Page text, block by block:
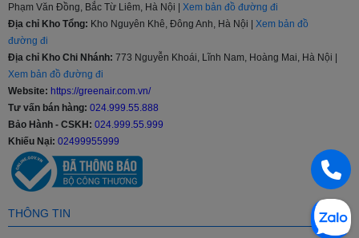
thoải mái lựa chọn sản phẩm phù hợp với nhu cầu, tiếp xúc với
lượng lớn khách hàng hơn, từ phân khúc tầm trung, trung - cao
cấp hay cao cấp.
Chế độ bảo hành
Thời gian bảo hành của tủ lạnh Samsung chính hãng là 2 năm và
20 năm với máy nén, bảo hành tại nhà.
Các công nghệ nổi bật ở Tủ lạnh Samsung
Công nghệ làm lạnh vòm All-around Cooling
Diệt khuẩn, khử mùi lọc không khí bằng than hoạt tính
Tiết kiệm điện, chạy êm ái Digital Inverter
Phạm Văn Đồng, Bắc Từ Liêm, Hà Nội | Xem bản đồ đường đi
Địa chỉ Kho Tổng: Kho Nguyên Khê, Đông Anh, Hà Nội | Xem bản đồ
đường đi
Địa chỉ Kho Chi Nhánh: 773 Nguyễn Khoái, Lĩnh Nam, Hoàng Mai, Hà Nội |
Xem bản đồ đường đi
Website: https://greenair.com.vn/
Tư vấn bán hàng: 024.999.55.888
Bảo Hành - CSKH: 024.999.55.999
Khiếu Nại: 02499955999
THÔNG TIN